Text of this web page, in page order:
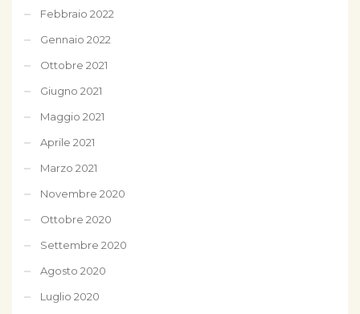
Febbraio 2022
Gennaio 2022
Ottobre 2021
Giugno 2021
Maggio 2021
Aprile 2021
Marzo 2021
Novembre 2020
Ottobre 2020
Settembre 2020
Agosto 2020
Luglio 2020